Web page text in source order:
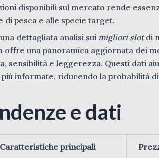
disponibili sul mercato rende
di pesca e alle specie target.
dettagliata analisi suimigliori slotdi
offre una panoramica aggiornata dei
sensibilità e leggerezza. Questi dati
informate, riducendo la probabilità
e dati
Caratteristiche principali